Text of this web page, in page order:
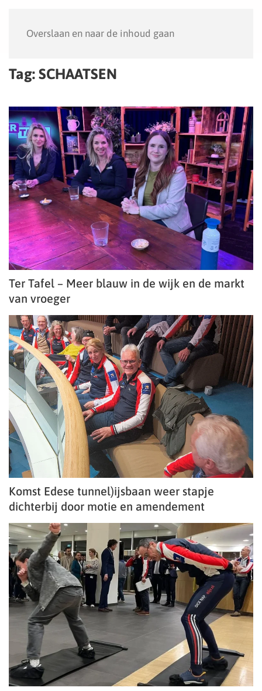
Overslaan en naar de inhoud gaan
Tag: SCHAATSEN
Ter Tafel – Meer blauw in de wijk en de markt
van vroeger
Komst Edese tunnel)ijsbaan weer stapje
dichterbij door motie en amendement